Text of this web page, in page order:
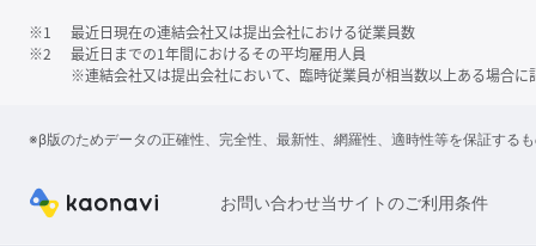
※1
最近日現在の連結会社又は提出会社における従業員数
※2
最近日までの1年間におけるその平均雇用人員
※連結会社又は提出会社において、臨時従業員が相当数以上ある場合に
※β版のためデータの正確性、完全性、最新性、網羅性、適時性等を保証する
お問い合わせ当サイトのご利用条件